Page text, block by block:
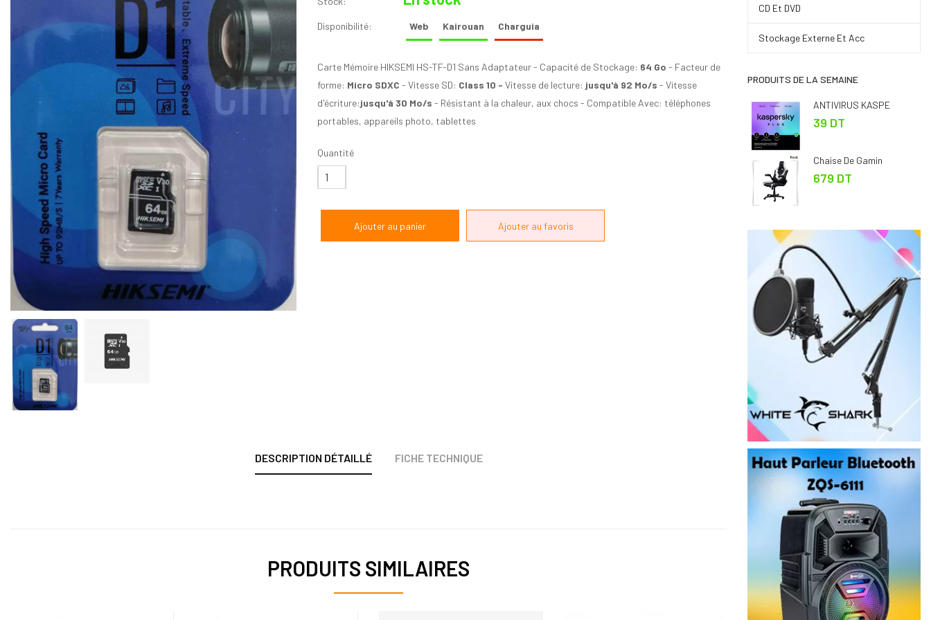
Disponibilité: Web Kairouan Charguia
Carte Mémoire HIKSEMI HS-TF-D1 Sans Adaptateur - Capacité de Stockage: 64 Go- Facteur de
forme: Micro SDXC- Vitesse SD: Class 10 -Vitesse de lecture: jusqu'à 92 Mo/s- Vitesse
d'écriture:jusqu'à 30 Mo/s- Résistant à la chaleur, aux chocs - Compatible Avec: téléphones
portables, appareils photo, tablettes
Quantité
DESCRIPTION DÉTAILLÉ FICHE TECHNIQUE
PRODUITS SIMILAIRES
CD Et DVD
Stockage Externe Et Acc
PRODUITS DE LA SEMAINE
ANTIVIRUS KASPE
39 DT
Chaise De Gamin
679 DT